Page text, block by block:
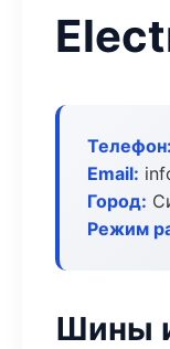
Телефон:
Email:
Город:
Режим
Шины